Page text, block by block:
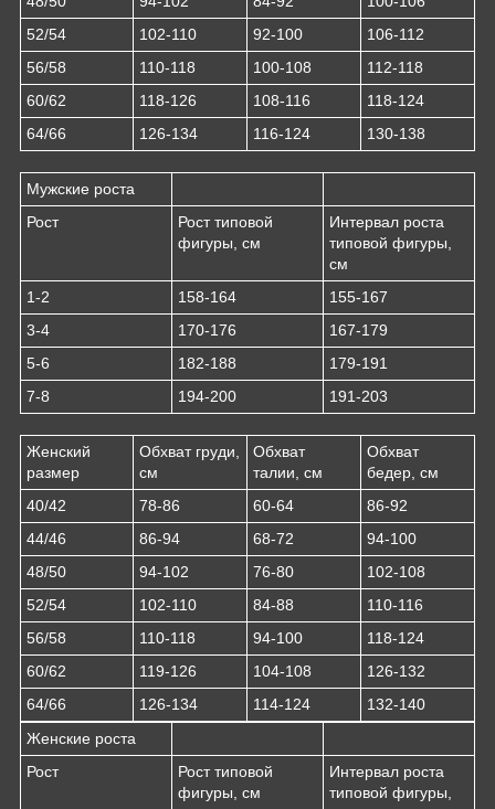
52/54
102-110 92-100
106-112
56/58
110-118 100-108
112-118
60/62
118-126 108-116
118-124
64/66
126-134 116-124 130-138
Мужские роста
Рост
Рост типовой
фигуры, см
Интервал роста
типовой фигуры,
см
1-2
158-164
155-167
3-4
170-176
167-179
5-6
182-188
179-191
7-8
194-200 191-203
Женский
размер
Обхват груди,
см
Обхват
талии, см
Обхват
бедер, см
40/42
78-86 60-64
86-92
44/46
86-94 68-72
94-100
48/50
94-102 76-80
102-108
52/54
102-110 84-88
110-116
56/58
110-118 94-100
118-124
60/62
119-126 104-108
126-132
64/66
126-134 114-124
132-140
Женские роста
Рост
Рост типовой
фигуры, см
Интервал роста
типовой фигуры,